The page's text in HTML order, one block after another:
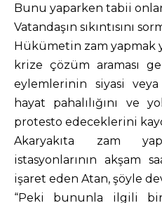
Bunu yaparken tabii
Vatandaşın sıkıntısını
Hükümetin zam yapmak
krize çözüm araması
eylemlerinin siyasi veya
hayat pahalılığını ve
protesto edeceklerini
Akaryakıta zam
istasyonlarının akşam
işaret eden Atan, şöyle
“Peki bununla ilgili bir